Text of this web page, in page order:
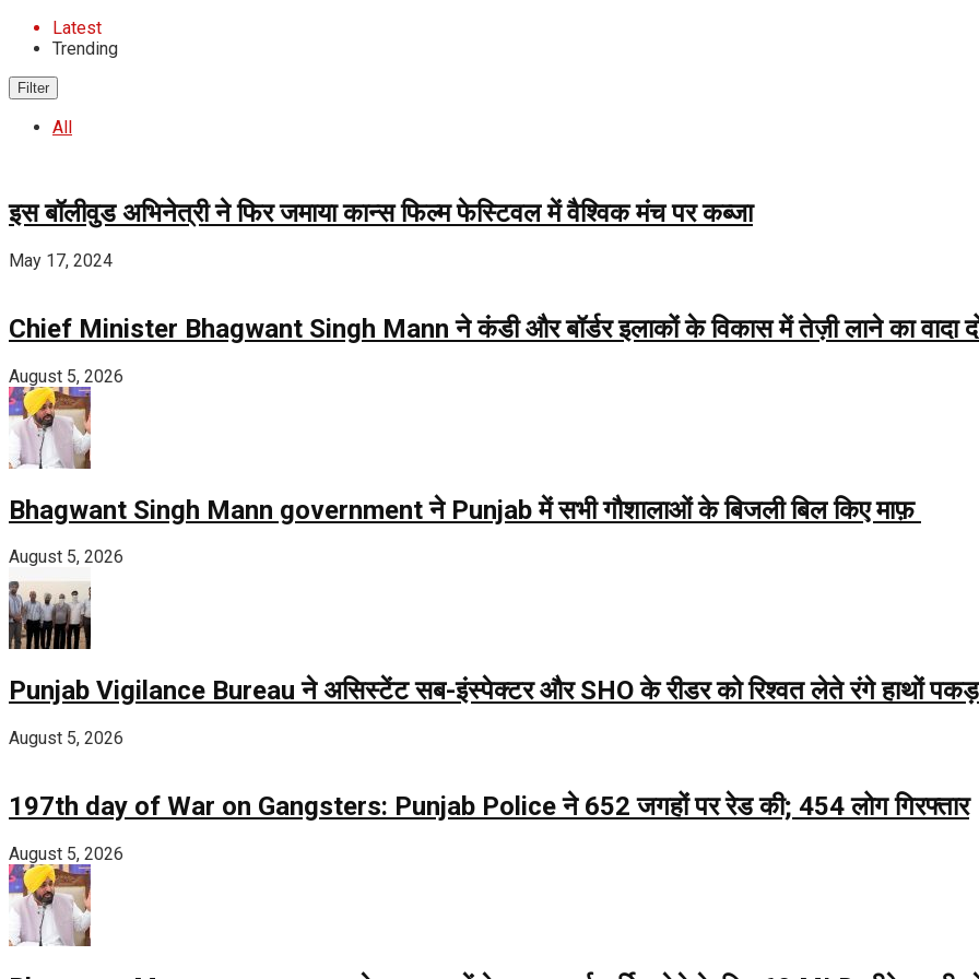
Latest
Trending
Filter
All
इस बॉलीवुड अभिनेत्री ने फिर जमाया कान्स फिल्म फेस्टिवल में वैश्विक मंच पर कब्जा
May 17, 2024
Chief Minister Bhagwant Singh Mann ने कंडी और बॉर्डर इलाकों के विकास में तेज़ी लाने का वादा
August 5, 2026
Bhagwant Singh Mann government ने Punjab में सभी गौशालाओं के बिजली बिल किए माफ़
August 5, 2026
Punjab Vigilance Bureau ने असिस्टेंट सब-इंस्पेक्टर और SHO के रीडर को रिश्वत लेते रंगे हाथों
August 5, 2026
197th day of War on Gangsters: Punjab Police ने 652 जगहों पर रेड की; 454 लोग गिरफ्तार
August 5, 2026